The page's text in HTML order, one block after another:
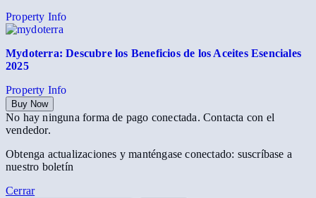
Property Info
Mydoterra: Descubre los Beneficios de los Aceites Esenciales
2025
Property Info
Buy Now
No hay ninguna forma de pago conectada. Contacta con el
vendedor.
Obtenga actualizaciones y manténgase conectado: suscríbase a
nuestro boletín
Cerrar